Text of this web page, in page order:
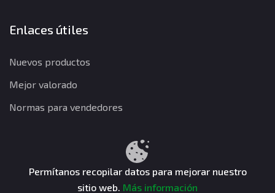
Enlaces útiles
Nuevos productos
Mejor valorado
Normas para vendedores
Términos y condiciones
CuentasGO © 2026. Todos los derechos reservados.
Permítanos recopilar datos para mejorar nuestro
sitio web. Más información